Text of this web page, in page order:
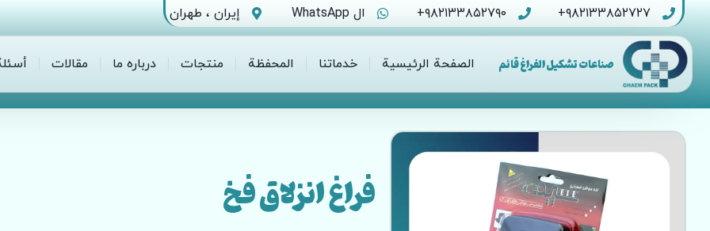
۹۸۲۱۳۳۸۵۲۷۲۷+ ۹۸۲۱۳۳۸۵۲۷۹۰+ ال WhatsApp إيران ، طهران
صناعات تشكيل الفراغ قائم الصفحة الرئيسية خدماتنا المحفظة منتجات درباره ما مقالات
فراغ انزلاق فخ